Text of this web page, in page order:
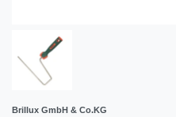
Brillux GmbH & Co.KG